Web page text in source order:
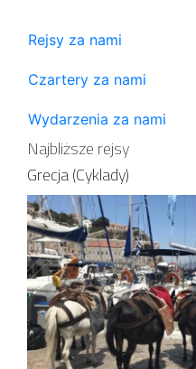
Rejsy za nami
Czartery za nami
Wydarzenia za nami
Najbliższe rejsy
Grecja (Cyklady)